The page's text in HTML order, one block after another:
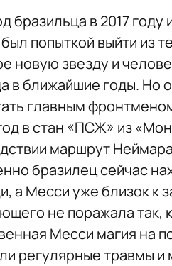
бразильца в 2017
попыткой выйти из
новую звезду и
в ближайшие годы. Но
главным
в стан «ПСЖ» из
маршрут
бразилец сейчас
а Месси уже близок к
не поражала так,
Месси магия на
регулярные травмы